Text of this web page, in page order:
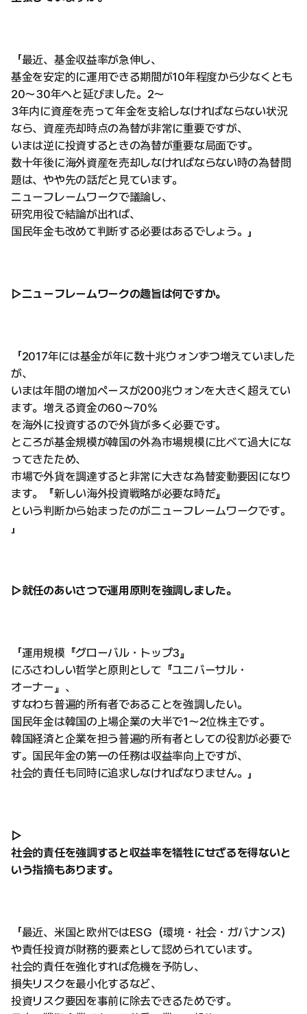
「最近、基金収益率が急伸し、
基金を安定的に運用できる期間が10年程度から少なくとも
20〜30年へと延びました。2〜
3年内に資産を売って年金を支給しなければならない状況
なら、資産売却時点の為替が非常に重要ですが、
いまは逆に投資するときの為替が重要な局面です。
数十年後に海外資産を売却しなければならない時の為替問
題は、やや先の話だと見ています。
ニューフレームワークで議論し、
研究用役で結論が出れば、
国民年金も改めて判断する必要はあるでしょう。」
▷ニューフレームワークの趣旨は何ですか。
「2017年には基金が年に数十兆ウォンずつ増えていました
が、
いまは年間の増加ペースが200兆ウォンを大きく超えてい
ます。増える資金の60〜70%
を海外に投資するので外貨が多く必要です。
ところが基金規模が韓国の外為市場規模に比べて過大にな
ってきたため、
市場で外貨を調達すると非常に大きな為替変動要因になり
ます。『新しい海外投資戦略が必要な時だ』
という判断から始まったのがニューフレームワークです。
」
▷就任のあいさつで運用原則を強調しました。
「運用規模『グローバル・トップ3』
にふさわしい哲学と原則として『ユニバーサル・
オーナー』、
すなわち普遍的所有者であることを強調したい。
国民年金は韓国の上場企業の大半で1〜2位株主です。
韓国経済と企業を担う普遍的所有者としての役割が必要で
す。国民年金の第一の任務は収益率向上ですが、
社会的責任も同時に追求しなければなりません。」
▷
社会的責任を強調すると収益率を犠牲にせざるを得ないと
いう指摘もあります。
「最近、米国と欧州ではESG（環境・社会・ガバナンス）
や責任投資が財務的要素として認められています。
社会的責任を強化すれば危機を予防し、
損失リスクを最小化するなど、
投資リスク要因を事前に除去できるためです。